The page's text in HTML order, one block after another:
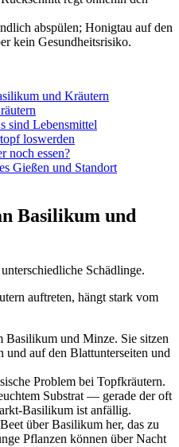
abspülen; Honigtau auf den
kein Gesundheitsrisiko.
und Kräutern
sind Lebensmittel
loswerden
noch essen?
Gießen und Standort
Basilikum und
Schädlinge.
auftreten, hängt stark vom
Basilikum und Minze. Sie sitzen
und auf den Blattunterseiten und
Problem bei Topfkräutern.
Substrat — gerade der oft
Basilikum ist anfällig.
über Basilikum her, das zu
Pflanzen können über Nacht